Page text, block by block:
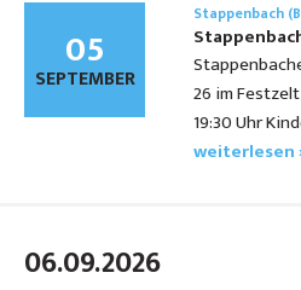
05
SEPTEMBER
Stappenbach
26 im
19:30 Uhr
weiterlesen
06.09.2026